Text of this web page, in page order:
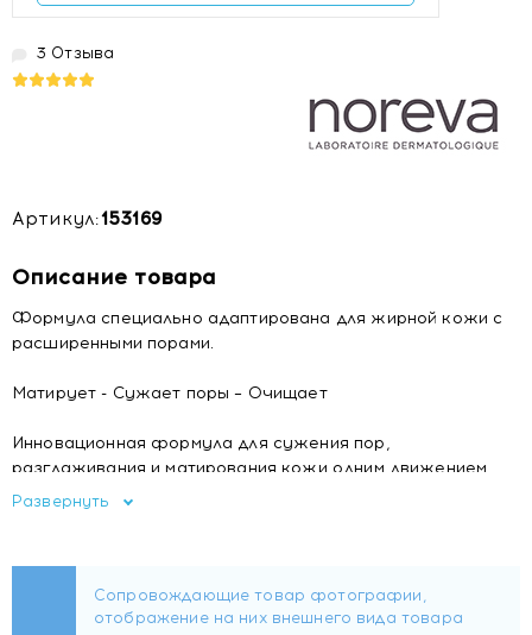
3 Отзыва
Артикул:153169
Описание товара
Формула специально адаптирована для жирной кожи с
расширенными порами.
Матирует - Сужает поры – Очищает
Инновационная формула для сужения пор,
разглаживания и матирования кожи одним движением.
Его мягкий отшелушивающий эффект очищает кожу и
регулирования выработки кожного сала. BHA
(салициловая кислота) и AHA (лактат аммония и
миндальная кислота) для мягкого отшелушивающего
Развернуть